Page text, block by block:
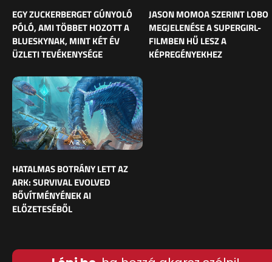
EGY ZUCKERBERGET GÚNYOLÓ
PÓLÓ, AMI TÖBBET HOZOTT A
BLUESKYNAK, MINT KÉT ÉV
ÜZLETI TEVÉKENYSÉGE
JASON MOMOA SZERINT LOBO
MEGJELENÉSE A SUPERGIRL-
FILMBEN HŰ LESZ A
KÉPREGÉNYEKHEZ
HATALMAS BOTRÁNY LETT AZ
ARK: SURVIVAL EVOLVED
BŐVÍTMÉNYÉNEK AI
ELŐZETESÉBŐL